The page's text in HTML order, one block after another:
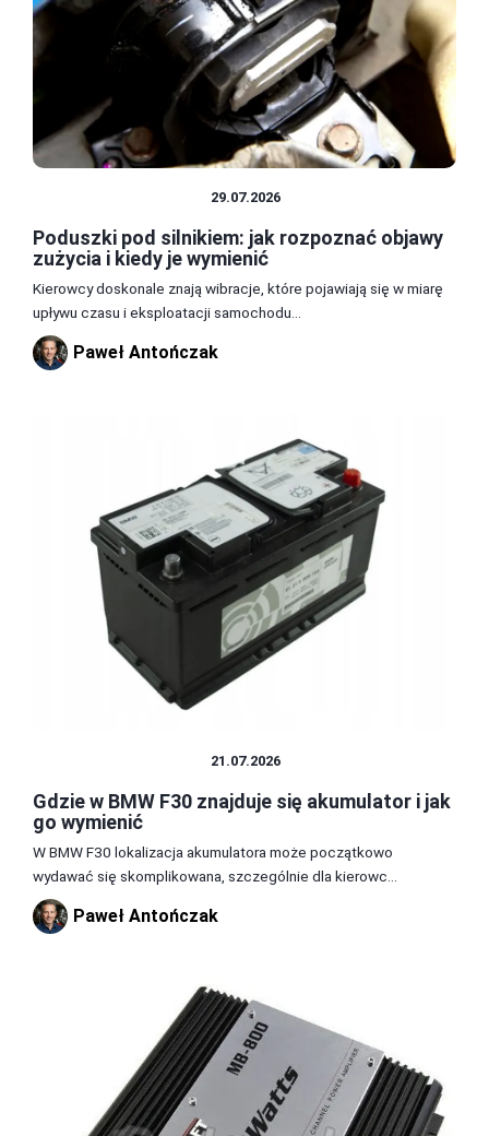
29.07.2026
Poduszki pod silnikiem: jak rozpoznać objawy
zużycia i kiedy je wymienić
Kierowcy doskonale znają wibracje, które pojawiają się w miarę
upływu czasu i eksploatacji samochodu...
Paweł Antończak
21.07.2026
Gdzie w BMW F30 znajduje się akumulator i jak
go wymienić
W BMW F30 lokalizacja akumulatora może początkowo
wydawać się skomplikowana, szczególnie dla kierowc...
Paweł Antończak